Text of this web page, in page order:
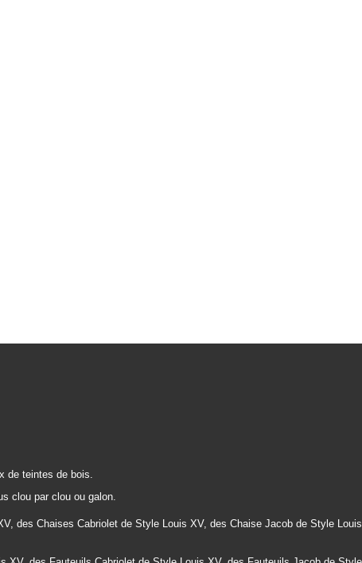
de teintes de bois.
clou par clou ou galon.
des Chaises Cabriolet de Style Louis XV, des Chaise Jacob de Style Louis